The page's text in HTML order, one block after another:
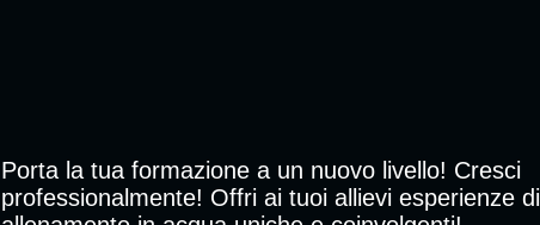
Porta la tua formazione a un nuovo livello! Cresci
professionalmente! Offri ai tuoi allievi esperienze di